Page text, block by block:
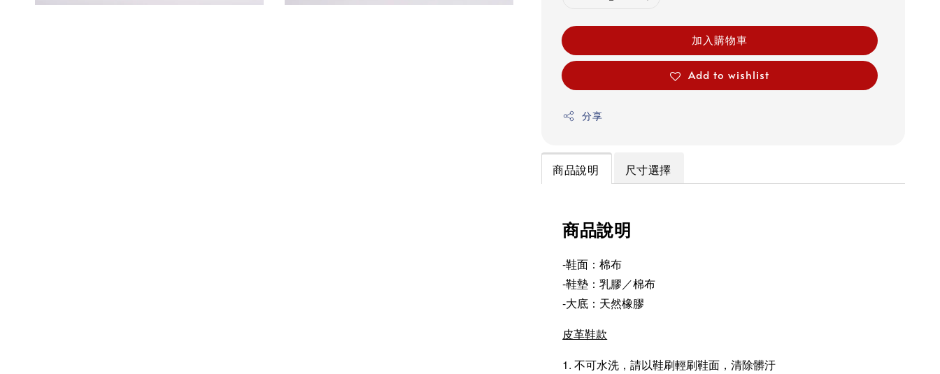
加入購物車
Add to wishlist
分享
商品說明 尺寸選擇
商品說明
-鞋面：棉布
-鞋墊：乳膠／棉布
-大底：天然橡膠
皮革鞋款
1. 不可水洗，請以鞋刷輕刷鞋面，清除髒汙